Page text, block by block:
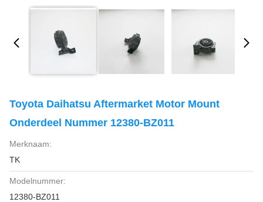
Toyota Daihatsu Aftermarket Motor Mount
Onderdeel Nummer 12380-BZ011
Merknaam:
TK
Modelnummer:
12380-BZ011